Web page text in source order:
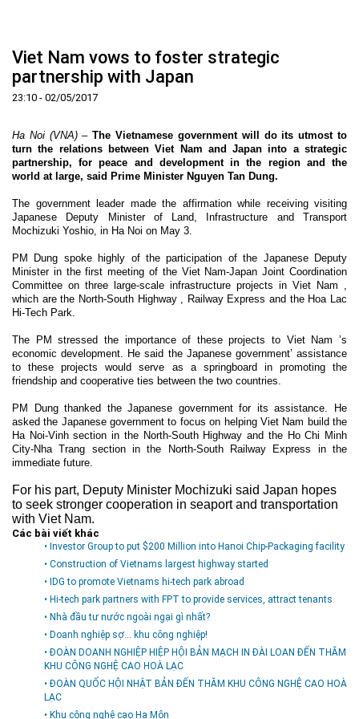
Lịch sử hình thành và phát triển
Tầm nhìn - Sứ mệnh
Cơ cấu tổ chức
Chức năng, nhiệm vụ
Tin tức - sự kiện
Ban Quản lý Khu
Doanh nghiệp
Hợp tác quốc tế
Đào tạo và Nghiên cứu
Cách mạng công nghiệp lần thứ 4
Quy hoạch
Quy hoạch khu chức năng
Vị trí
Cơ sở hạ tầng
Cơ chế ưu đãi đầu tư
Cơ chế Một cửa
Nhà đầu tư
Hướng dẫn đầu tư
Trình tự, thủ tục đầu tư
Tiêu chí đầu tư
Quản lý và vận hành dự án đầu tư
Văn bản pháp luật ▼
Các thủ tục hành chính
Đất đai
Đầu tư
Lao động
Môi trường
Quy hoạch - Xây dựng
Ưu đãi đầu tư
Công nghệ và Sản phẩm
Thông báo ▼
Tuyển dụng
Công khai ngân sách
FAQs
Liên hệ - Liên kết ▼
Liên hệ
Viet Nam vows to foster strategic
partnership with Japan
23:10 - 02/05/2017
Ha Noi (VNA)–The Vietnamese government will do its utmost to
turn the relations between Viet Nam and Japan into a strategic
partnership, for peace and development in the region and the
world at large, said Prime Minister Nguyen Tan Dung.
The government leader made the affirmation while receiving visiting
Japanese Deputy Minister of Land, Infrastructure and Transport
Mochizuki Yoshio, in Ha Noi on May 3.
PM Dung spoke highly of the participation of the Japanese Deputy
Minister in the first meeting of the Viet Nam-Japan Joint Coordination
Committee on three large-scale infrastructure projects in Viet Nam ,
which are the North-South Highway, Railway Express and the Hoa Lac
Hi-Tech Park.
The PM stressed the importance of these projects to Viet Nam ’s
economic development. He said the Japanese government’ assistance
to these projects would serve as a springboard in promoting the
friendship and cooperative ties between the two countries.
PM Dung thanked the Japanese government for its assistance. He
asked the Japanese government to focus on helping Viet Nam build the
Ha Noi-Vinh section in the North-South Highway and the Ho Chi Minh
City-Nha Trang section in the North-South Railway Express in the
immediate future.
For his part, Deputy Minister Mochizuki said Japan hopes
to seek stronger cooperation in seaport and transportation
with Viet Nam.
Các bài viết khác
• Investor Group to put $200 Million into Hanoi Chip-Packaging facility
• Construction of Vietnams largest highway started
• IDG to promote Vietnams hi-tech park abroad
• Hi-tech park partners with FPT to provide services, attract tenants
• Nhà đầu tư nước ngoài ngại gì nhất?
• Doanh nghiệp sợ... khu công nghiệp!
• ĐOÀN DOANH NGHIỆP HIỆP HỘI BẢN MẠCH IN ĐÀI LOAN ĐẾN THĂM
KHU CÔNG NGHỆ CAO HOÀ LẠC
• ĐOÀN QUỐC HỘI NHẬT BẢN ĐẾN THĂM KHU CÔNG NGHỆ CAO HOÀ
LẠC
• Khu công nghệ cao Hạ Môn